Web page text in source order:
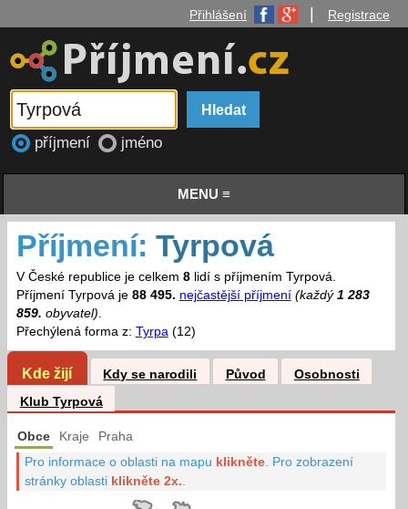
Přihlášení Registrace
příjmení jméno
MENU ≡
Příjmení: Tyrpová
V České republice je celkem 8lidí s příjmením Tyrpová.
Příjmení Tyrpová je 88 495. nejčastější příjmení (každý 1 283
859. obyvatel).
Přechýlená forma z: Tyrpa(12)
Kde žijí Kdy se narodili Původ
Osobnosti
Klub Tyrpová
Obce Kraje Praha
Pro informace o oblasti na mapu klikněte Pro zobrazení
stránky oblasti klikněte 2x.